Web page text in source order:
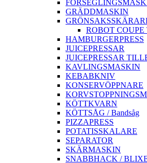
GRÄDDMASKIN
ROBOT
HAMBURGERPRESS
JUICEPRESSAR
JUICEPRESSAR
KAVLINGSMASKIN
KEBABKNIV
KONSERVÖPPNARE
KÖTTKVARN
KÖTTSÅG / Bandsåg
PIZZAPRESS
POTATISSKALARE
SEPARATOR
SKÄRMASKIN
SNABBHACK /